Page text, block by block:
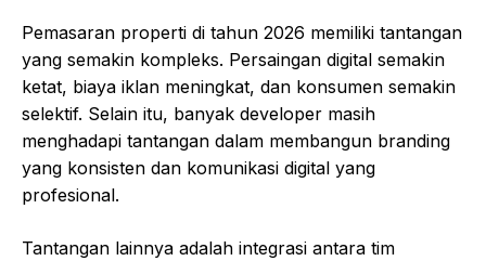
Pemasaran properti di tahun 2026 memiliki tantangan
yang semakin kompleks. Persaingan digital semakin
ketat, biaya iklan meningkat, dan konsumen semakin
selektif. Selain itu, banyak developer masih
menghadapi tantangan dalam membangun branding
yang konsisten dan komunikasi digital yang
profesional.
Tantangan lainnya adalah integrasi antara tim